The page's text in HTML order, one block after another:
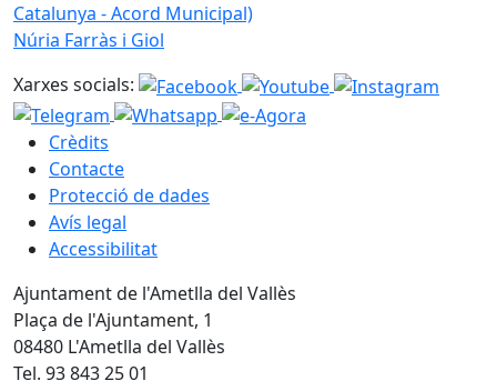
Núria Farràs i Giol
Xarxes socials:
Crèdits
Contacte
Protecció de dades
Avís legal
Accessibilitat
Ajuntament de l'Ametlla del Vallès
Plaça de l'Ajuntament, 1
08480 L'Ametlla del Vallès
Tel. 93 843 25 01